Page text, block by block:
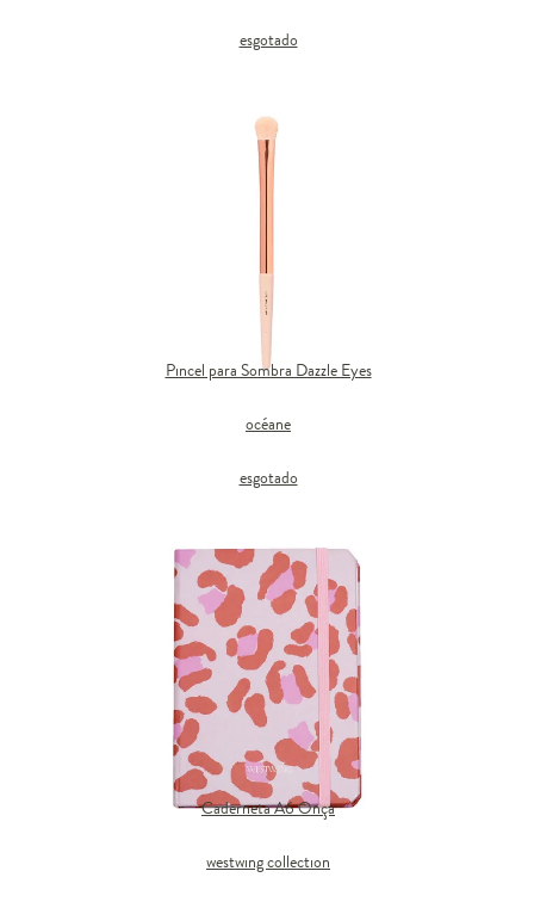
esgotado
Pincel para Sombra Dazzle Eyes
océane
esgotado
Caderneta A6 Onça
westwing collection